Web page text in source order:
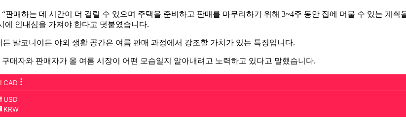
“판매하는 데 시간이 더 걸릴 수 있으며 주택을 준비하고 판매를 마무리하기 위해 3~4주 동안 집에 머물 수 있는 계획
에 인내심을 가져야 한다고 덧붙였습니다.
든 발코니이든 야외 생활 공간은 여름 판매 과정에서 강조할 가치가 있는 특징입니다.
구매자와 판매자가 올 여름 시장이 어떤 모습일지 알아내려고 노력하고 있다고 말했습니다.